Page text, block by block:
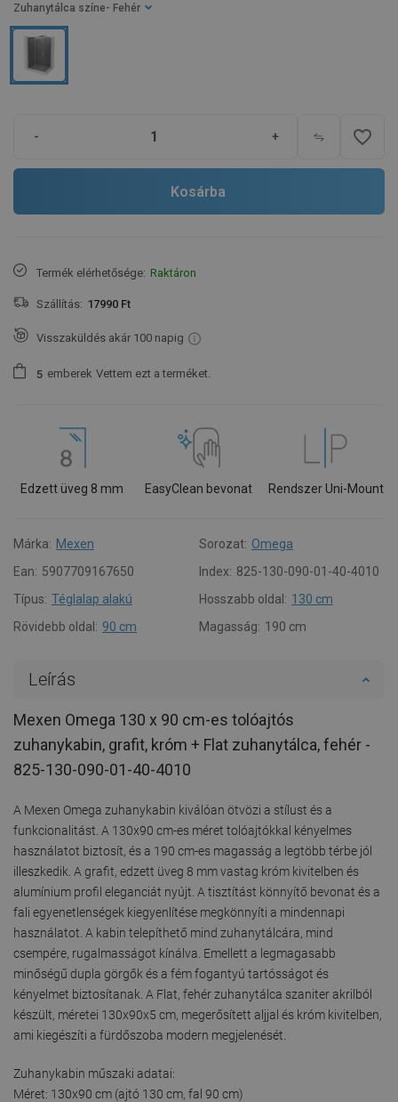
Zuhanytálca színe - Fehér
- + favorite_border
Kosárba
Termék elérhetősége: Raktáron
Szállítás: 17990 Ft
Visszaküldés akár 100 napig
5 emberek Vettem ezt a terméket.
Edzett üveg 8 mm EasyClean bevonat Rendszer Uni-Mount
Márka: Mexen Sorozat: Omega
Ean: 5907709167650 Index: 825-130-090-01-40-4010
Típus: Téglalap alakú Hosszabb oldal: 130 cm
Rövidebb oldal: 90 cm Magasság: 190 cm
Leírás
Mexen Omega 130 x 90 cm-es tolóajtós
zuhanykabin, grafit, króm + Flat zuhanytálca, fehér -
825-130-090-01-40-4010
A Mexen Omega zuhanykabin kiválóan ötvözi a stílust és a
funkcionalitást. A 130x90 cm-es méret tolóajtókkal kényelmes
használatot biztosít, és a 190 cm-es magasság a legtöbb térbe jól
illeszkedik. A grafit, edzett üveg 8 mm vastag króm kivitelben és
alumínium profil eleganciát nyújt. A tisztítást könnyítő bevonat és a
fali egyenetlenségek kiegyenlítése megkönnyíti a mindennapi
használatot. A kabin telepíthető mind zuhanytálcára, mind
csempére, rugalmasságot kínálva. Emellett a legmagasabb
minőségű dupla görgők és a fém fogantyú tartósságot és
kényelmet biztosítanak. A Flat, fehér zuhanytálca szaniter akrilból
készült, méretei 130x90x5 cm, megerősített aljjal és króm kivitelben,
ami kiegészíti a fürdőszoba modern megjelenését.
Zuhanykabin műszaki adatai:
Méret: 130x90 cm (ajtó 130 cm, fal 90 cm)